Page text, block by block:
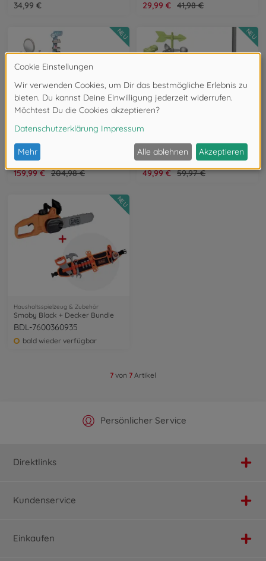
34,99 €
29,99 € 41,98 €
Bundle - 22 %
Smoby MyBeauty Bundle
BDL-7600320240
159,99 € 204,98 €
NEU
Smoby Spielhaus Zubehör Bundle
BDL-7600810922
49,99 € 59,97 €
NEU
Haushaltsspielzeug & Zubehör
Smoby Black + Decker Bundle
BDL-7600360935
bald wieder verfügbar
NEU
7 von 7 Artikel
Offizieller Hersteller Shop
Persönlicher Service
Versandkostenfrei ab 25€
Schnelle Lieferung
Direktlinks
Kundenservice
Einkaufen